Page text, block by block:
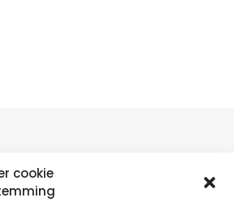
cookie